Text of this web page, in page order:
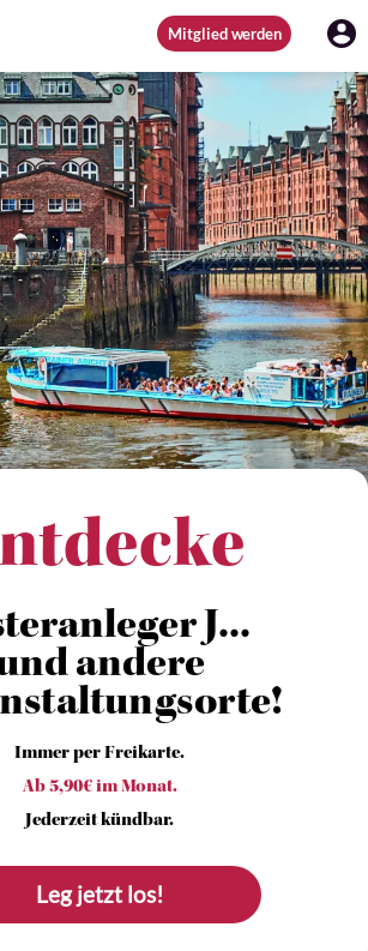
Mitglied werden
J...
andere
Immer per Freikarte.
Ab 5,90€ im Monat.
Jederzeit kündbar.
Leg jetzt los!